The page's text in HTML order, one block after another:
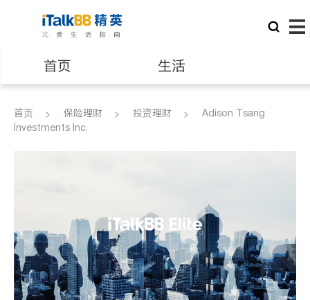
首页 生活
医生 律师
建筑装修
首页 保险理财 投资理财
Adison Tsang
Investments Inc.